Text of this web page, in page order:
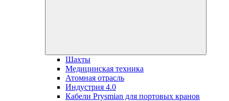
Шахты
Медицинская техника
Атомная отрасль
Индустрия 4.0
Кабели Prysmian для портовых кранов